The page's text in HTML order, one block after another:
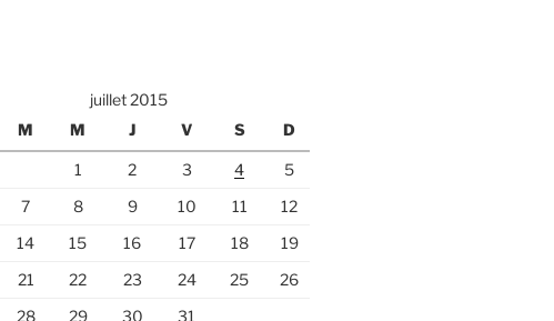
juillet 2015
M M J V S D
1 2 3 4
5
7 8 9 10 11
12
14 15 16 17 18
19
21 22 23 24 25
26
28 29 30
31